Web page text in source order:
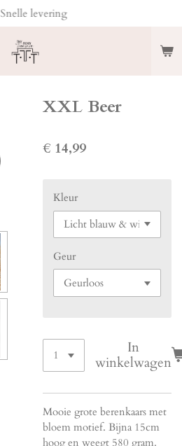
Snelle levering
XXL Beer
€ 14,99
Kleur
Geur
In
winkelwagen
Mooie grote berenkaars met
bloem motief. Bijna 15cm
hoog en weegt 580 gram.